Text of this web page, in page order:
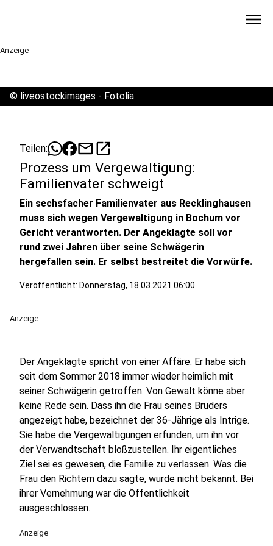
menu
Anzeige
© liveostockimages - Fotolia
Teilen: mailopen_in_new
Prozess um Vergewaltigung:
Familienvater schweigt
Ein sechsfacher Familienvater aus Recklinghausen
muss sich wegen Vergewaltigung in Bochum vor
Gericht verantworten. Der Angeklagte soll vor
rund zwei Jahren über seine Schwägerin
hergefallen sein. Er selbst bestreitet die Vorwürfe.
Veröffentlicht: Donnerstag, 18.03.2021 06:00
Anzeige
Der Angeklagte spricht von einer Affäre. Er habe sich
seit dem Sommer 2018 immer wieder heimlich mit
seiner Schwägerin getroffen. Von Gewalt könne aber
keine Rede sein. Dass ihn die Frau seines Bruders
angezeigt habe, bezeichnet der 36-Jährige als Intrige.
Sie habe die Vergewaltigungen erfunden, um ihn vor
der Verwandtschaft bloßzustellen. Ihr eigentliches
Ziel sei es gewesen, die Familie zu verlassen. Was die
Frau den Richtern dazu sagte, wurde nicht bekannt. Bei
ihrer Vernehmung war die Öffentlichkeit
ausgeschlossen.
Anzeige